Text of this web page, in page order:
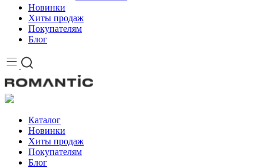
Новинки
Хиты продаж
Покупателям
Блог
Каталог
Новинки
Хиты продаж
Покупателям
Блог